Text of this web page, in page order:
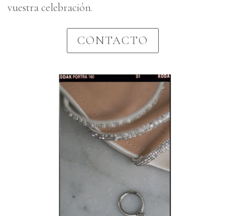
vuestra celebración.
CONTACTO